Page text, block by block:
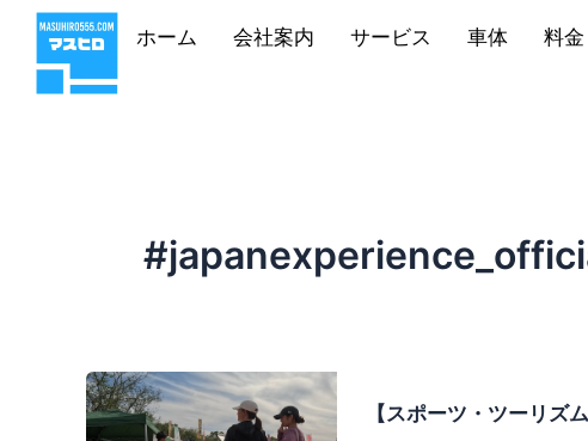
ホーム 会社案内 サービス 車体 料金
【スポーツ・ツーリズ